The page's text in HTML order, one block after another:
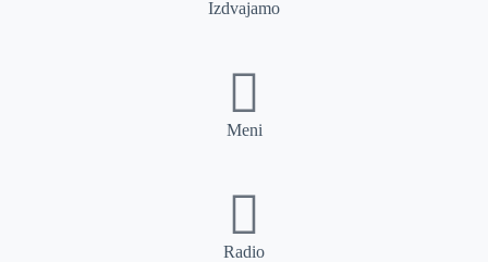
Izdvajamo
Meni
Radio